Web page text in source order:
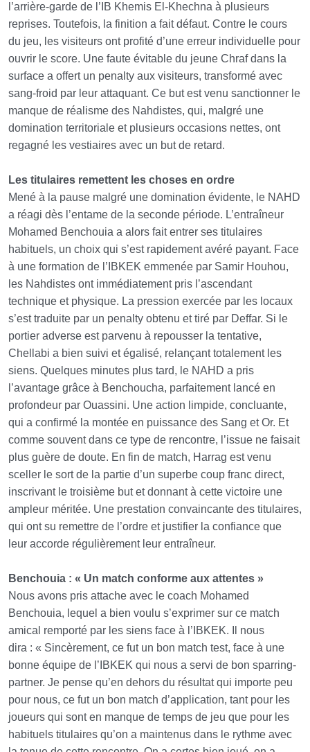
l’arrière-garde de l’IB Khemis El-Khechna à plusieurs
reprises. Toutefois, la finition a fait défaut. Contre le cours
du jeu, les visiteurs ont profité d’une erreur individuelle pour
ouvrir le score. Une faute évitable du jeune Chraf dans la
surface a offert un penalty aux visiteurs, transformé avec
sang-froid par leur attaquant. Ce but est venu sanctionner le
manque de réalisme des Nahdistes, qui, malgré une
domination territoriale et plusieurs occasions nettes, ont
regagné les vestiaires avec un but de retard.
Les titulaires remettent les choses en ordre
Mené à la pause malgré une domination évidente, le NAHD
a réagi dès l’entame de la seconde période. L’entraîneur
Mohamed Benchouia a alors fait entrer ses titulaires
habituels, un choix qui s’est rapidement avéré payant. Face
à une formation de l’IBKEK emmenée par Samir Houhou,
les Nahdistes ont immédiatement pris l’ascendant
technique et physique. La pression exercée par les locaux
s’est traduite par un penalty obtenu et tiré par Deffar. Si le
portier adverse est parvenu à repousser la tentative,
Chellabi a bien suivi et égalisé, relançant totalement les
siens. Quelques minutes plus tard, le NAHD a pris
l’avantage grâce à Benchoucha, parfaitement lancé en
profondeur par Ouassini. Une action limpide, concluante,
qui a confirmé la montée en puissance des Sang et Or. Et
comme souvent dans ce type de rencontre, l’issue ne faisait
plus guère de doute. En fin de match, Harrag est venu
sceller le sort de la partie d’un superbe coup franc direct,
inscrivant le troisième but et donnant à cette victoire une
ampleur méritée. Une prestation convaincante des titulaires,
qui ont su remettre de l’ordre et justifier la confiance que
leur accorde régulièrement leur entraîneur.
Benchouia : « Un match conforme aux attentes »
Nous avons pris attache avec le coach Mohamed
Benchouia, lequel a bien voulu s’exprimer sur ce match
amical remporté par les siens face à l’IBKEK. Il nous
dira : « Sincèrement, ce fut un bon match test, face à une
bonne équipe de l’IBKEK qui nous a servi de bon sparring-
partner. Je pense qu’en dehors du résultat qui importe peu
pour nous, ce fut un bon match d’application, tant pour les
joueurs qui sont en manque de temps de jeu que pour les
habituels titulaires qu’on a maintenus dans le rythme avec